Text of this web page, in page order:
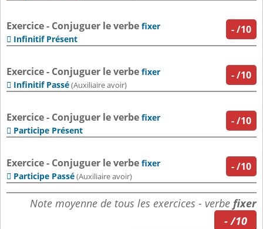
-/10
Exercice - Conjuguer le verbe fixer
 Infinitif Présent
-/10
Exercice - Conjuguer le verbe fixer
 Infinitif Passé(Auxiliaire avoir)
-/10
Exercice - Conjuguer le verbe fixer
 Participe Présent
-/10
Exercice - Conjuguer le verbe fixer
 Participe Passé(Auxiliaire avoir)
Note moyenne de tous les exercices - verbe fixer
- /10